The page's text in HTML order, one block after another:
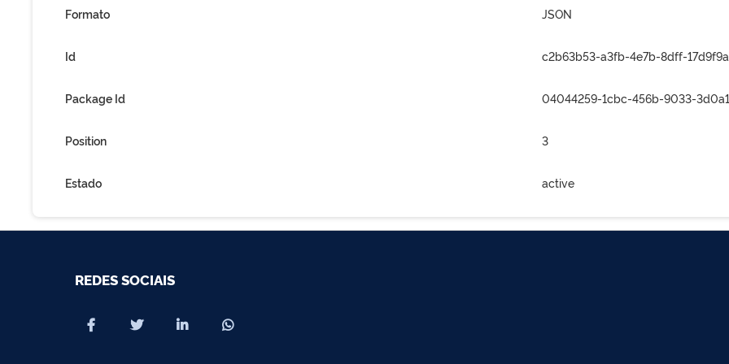
Formato JSON
Id c2b63b53-a3fb-4e7b-8dff-
Package Id 04044259-1cbc-456b-9033-
Position 3
Estado active
REDES SOCIAIS